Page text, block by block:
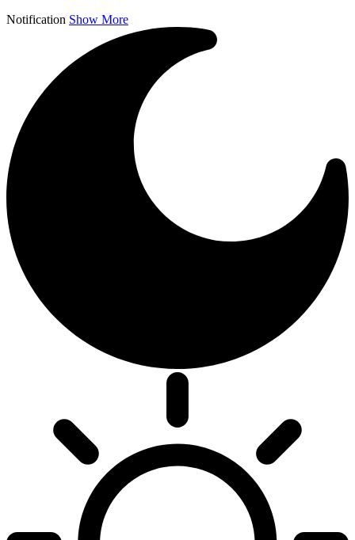
Notification Show More